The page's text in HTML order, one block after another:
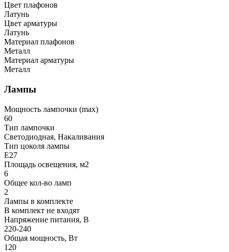
Цвет плафонов
Латунь
Цвет арматуры
Латунь
Материал плафонов
Металл
Материал арматуры
Металл
Лампы
Мощность лампочки (max)
60
Тип лампочки
Светодиодная, Накаливания
Тип цоколя лампы
E27
Площадь освещения, м2
6
Общее кол-во ламп
2
Лампы в комплекте
В комплект не входят
Напряжение питания, В
220-240
Общая мощность, Вт
120